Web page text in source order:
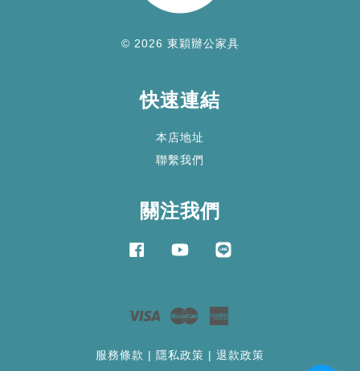
© 2026 東穎辦公家具
快速連結
本店地址
聯繫我們
關注我們
FacebookYouTube
Visa Master
服務條款 | 隱私政策 | 退款政策